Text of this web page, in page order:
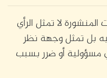
المنشورة لا تمثل الرأي
بل تمثل وجهة نظر
مسؤولية أو ضرر بسبب